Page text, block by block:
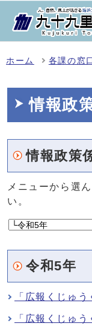
ホーム 各課の窓
情報政
情報政策
メニューから選
い。
令和5年
「広報くじゅ
「広報くじゅ